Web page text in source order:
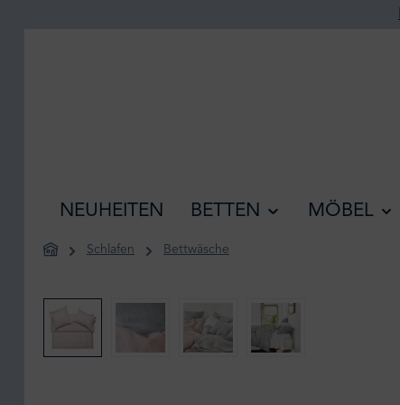
NEUHEITEN BETTEN MÖBEL
Schlafen Bettwäsche